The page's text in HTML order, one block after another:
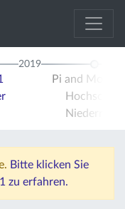
2019
Pi and More
Hochschule
Niederrhein
Bitte klicken Sie
zu erfahren.